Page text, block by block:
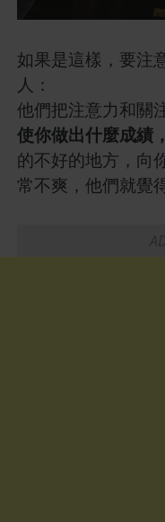
如果是這樣，要注
人：
他們把注意力和關
使你做出什麼成績
的不好的地方，向
常不爽，他們就覺